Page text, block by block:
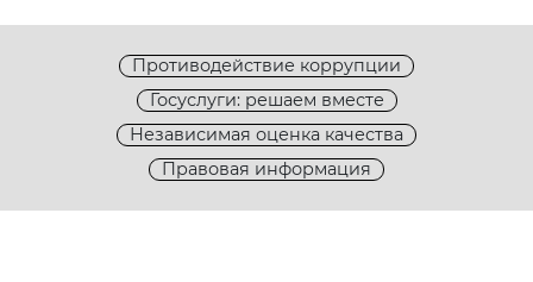
Противодействие коррупции
Госуслуги: решаем вместе
Независимая оценка качества
Правовая информация